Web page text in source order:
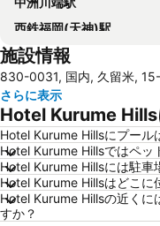
西鉄福岡(天神)駅
福岡 ヤフオク ドーム
マリンワールド海の中道
福岡国際会議場
唐人町駅
薬院駅
大宰府天満宮
大濠公園駅
施設情報
830-0031, 国内, 久留米,
さらに表示
Hotel Kurume Hills
Hotel Kurume Hillsにプール
Hotel Kurume Hillsではペッ
Hotel Kurume Hillsには駐車
Hotel Kurume Hillsはどこに
Hotel Kurume Hillsの近くに
すか？